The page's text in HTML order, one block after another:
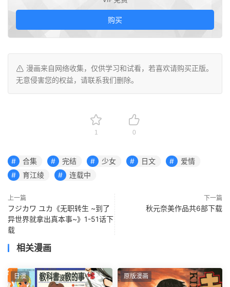
购买
漫画来自网络收集，仅供学习和试看，若喜欢请购买正版。
无意侵害您的权益，请联系我们删除。
1 0
合集 完结 少女 日文
爱情
育江绫
连载中
上一篇
フジカワ ユカ《无职转生 ~到了
异世界就拿出真本事~》1-51话下
载
下一篇
秋元奈美作品共6部下载
相关漫画
日漫 原版漫画